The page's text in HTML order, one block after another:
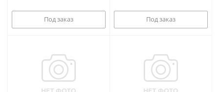
Под заказ Под заказ